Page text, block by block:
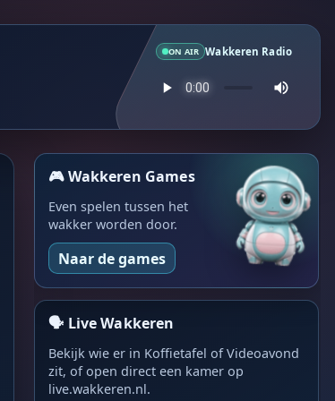
ON AIR Wakkeren Radio
🎮 Wakkeren Games
Even spelen tussen het
wakker worden door.
Naar de games
🗣️ Live Wakkeren
Bekijk wie er in Koffietafel of Videoavond
zit, of open direct een kamer op
live.wakkeren.nl.